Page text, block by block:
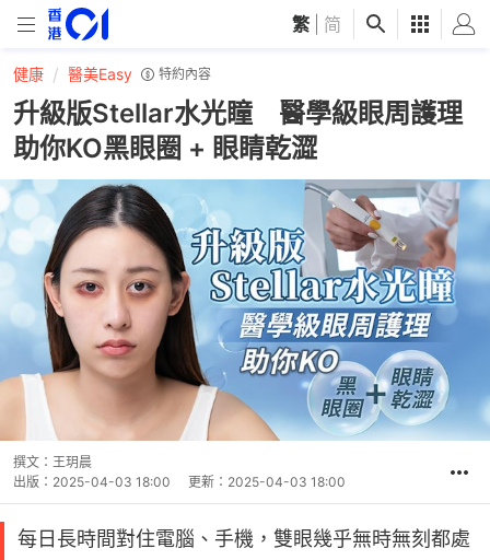
繁 简
健康 醫美Easy 特約內容
升級版Stellar水光瞳 醫學級眼周護理
助你KO黑眼圈 + 眼睛乾澀
撰文： 王玥晨
出版： 2025-04-03 18:00 更新： 2025-04-03 18:00
每日長時間對住電腦、手機，雙眼幾乎無時無刻都處